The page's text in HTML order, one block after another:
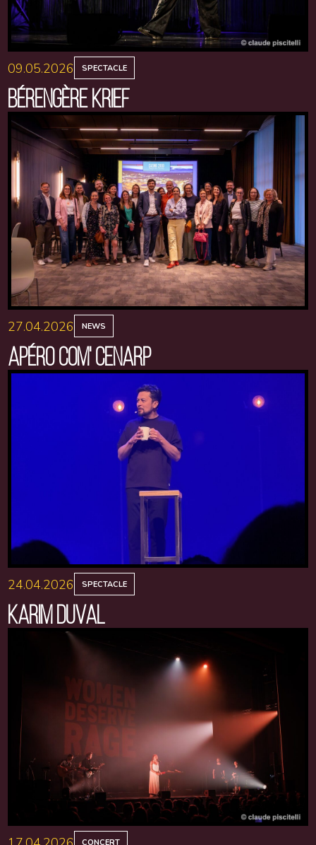
09.05.2026 SPECTACLE
BÉRENGÈRE KRIEF
27.04.2026 NEWS
APÉRO COM' CENARP
24.04.2026 SPECTACLE
KARIM DUVAL
CONCERT